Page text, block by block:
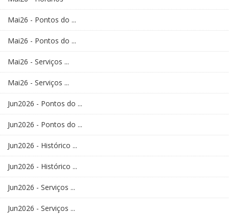
Mai26 - Pontos do ...
Mai26 - Pontos do ...
Mai26 - Serviços ...
Mai26 - Serviços ...
Jun2026 - Pontos do ...
Jun2026 - Pontos do ...
Jun2026 - Histórico ...
Jun2026 - Histórico ...
Jun2026 - Serviços ...
Jun2026 - Serviços ...